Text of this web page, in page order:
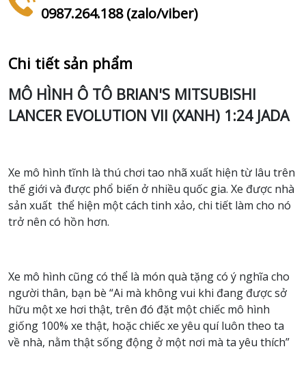
0987.264.188 (zalo/viber)
Chi tiết sản phẩm
MÔ HÌNH Ô TÔ BRIAN'S MITSUBISHI
LANCER EVOLUTION VII (XANH) 1:24 JADA
Xe mô hình tĩnh là thú chơi tao nhã xuất hiện từ lâu trên
thế giới và được phổ biến ở nhiều quốc gia. Xe được nhà
sản xuất thể hiện một cách tinh xảo, chi tiết làm cho nó
trở nên có hồn hơn.
Xe mô hình cũng có thể là món quà tặng có ý nghĩa cho
người thân, bạn bè “Ai mà không vui khi đang được sở
hữu một xe hơi thật, trên đó đặt một chiếc mô hình
giống 100% xe thật, hoặc chiếc xe yêu quí luôn theo ta
về nhà, nằm thật sống động ở một nơi mà ta yêu thích”